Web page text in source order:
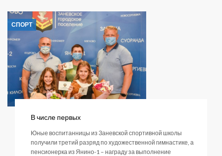
СПОРТ
В числе первых
Юные воспитанницы из Заневской спортивной школы
получили третий разряд по художественной гимнастике, а
пенсионерка из Янино-1 – награду за выполнение